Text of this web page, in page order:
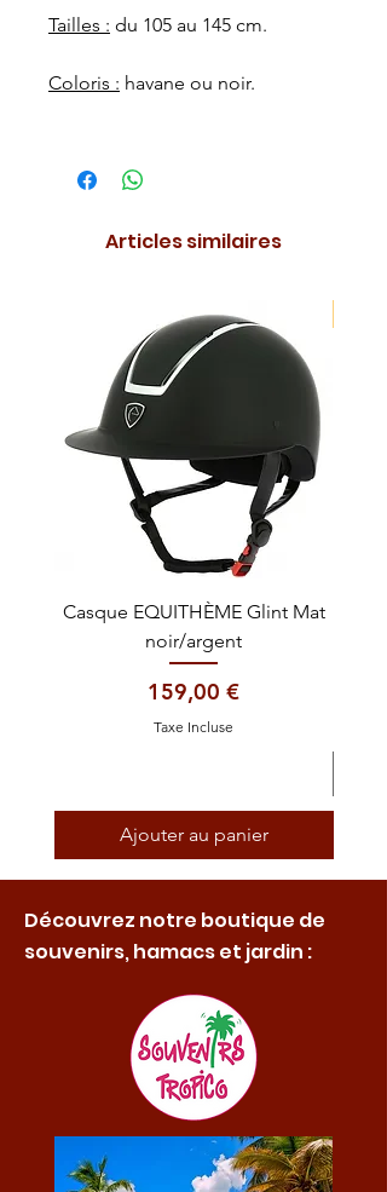
Tailles : du 105 au 145 cm.
Coloris : havane ou noir.
Articles similaires
Casque EQUITHÈME Glint Mat
noir/argent
Prix
159,00 €
Taxe Incluse
Ajouter au panier
Découvrez notre boutique de
souvenirs, hamacs et jardin :